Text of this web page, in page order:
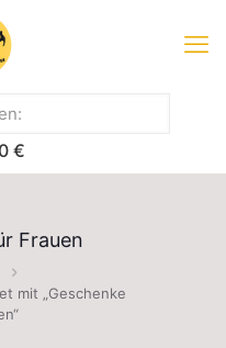
€
Frauen
mit „Geschenke